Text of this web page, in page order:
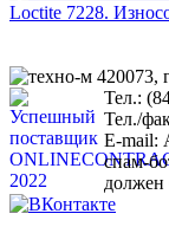
Loctite 7228.
420073,
Тел.:
Тел./
Е-mail:
спам-
должен